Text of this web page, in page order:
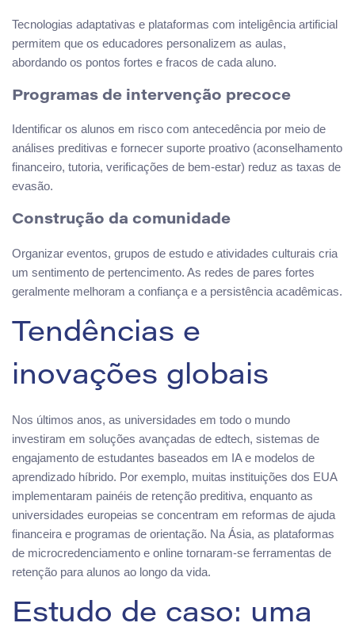
Tecnologias adaptativas e plataformas com inteligência artificial
permitem que os educadores personalizem as aulas,
abordando os pontos fortes e fracos de cada aluno.
Programas de intervenção precoce
Identificar os alunos em risco com antecedência por meio de
análises preditivas e fornecer suporte proativo (aconselhamento
financeiro, tutoria, verificações de bem-estar) reduz as taxas de
evasão.
Construção da comunidade
Organizar eventos, grupos de estudo e atividades culturais cria
um sentimento de pertencimento. As redes de pares fortes
geralmente melhoram a confiança e a persistência acadêmicas.
Tendências e
inovações globais
Nos últimos anos, as universidades em todo o mundo
investiram em soluções avançadas de edtech, sistemas de
engajamento de estudantes baseados em IA e modelos de
aprendizado híbrido. Por exemplo, muitas instituições dos EUA
implementaram painéis de retenção preditiva, enquanto as
universidades europeias se concentram em reformas de ajuda
financeira e programas de orientação. Na Ásia, as plataformas
de microcredenciamento e online tornaram-se ferramentas de
retenção para alunos ao longo da vida.
Estudo de caso: uma